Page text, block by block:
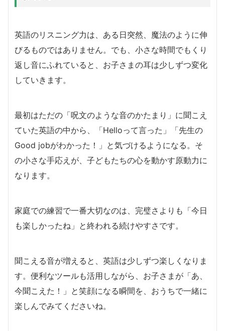
英語のリスニング力は、ある日突然、魔法のように伸
びるものではありません。でも、小さな時間でもくり
返し音にふれていると、お子さまの耳は少しずつ変化
していきます。
最初はただの「呪文のような音のかたまり」に聞こえ
ていた英語の中から、「Helloって言った」「先生の
Good jobがわかった！」と気づけるようになる。そ
の小さな手応えが、子どもたちの心を動かす原動力に
なります。
家庭での練習で一番大切なのは、完璧さよりも「今日
も楽しかったね」と終われる続けやすさです。
聞こえる音が増えると、英語は少しずつ楽しくなりま
す。便利なツールも活用しながら、お子さまが「あ、
今聞こえた！」と笑顔になる瞬間を、おうちで一緒に
楽しんでみてくださいね。